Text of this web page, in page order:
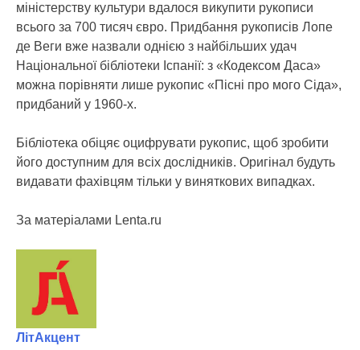
міністерству культури вдалося викупити рукописи
всього за 700 тисяч євро. Придбання рукописів Лопе
де Веги вже назвали однією з найбільших удач
Національної бібліотеки Іспанії: з «Кодексом Даса»
можна порівняти лише рукопис «Пісні про мого Сіда»,
придбаний у 1960-х.
Бібліотека обіцяє оцифрувати рукопис, щоб зробити
його доступним для всіх дослідників. Оригінал будуть
видавати фахівцям тільки у виняткових випадках.
За матеріалами Lenta.ru
ЛітАкцент